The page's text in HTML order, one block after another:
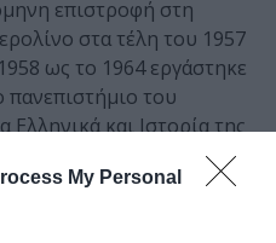
My Personal
επιστροφή στη
στα τέλη του 1957
ως το 1964 εργάστηκε
του
και Ιστορία της
παράλληλα συνέχισε να